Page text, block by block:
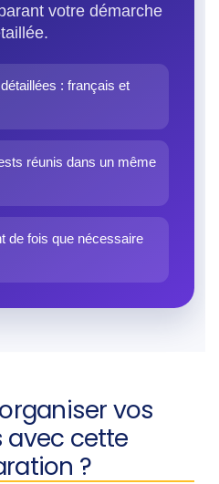
votre démarche
: français et
réunis dans un même
de fois que nécessaire
vos
avec cette
?